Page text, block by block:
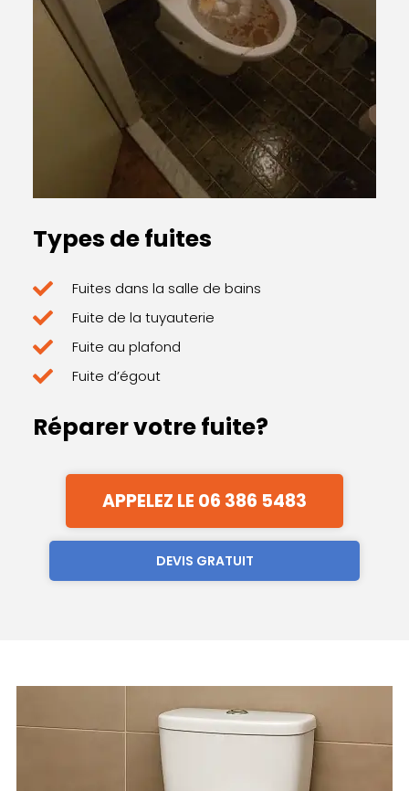
Types de fuites
Fuites dans la salle de bains
Fuite de la tuyauterie
Fuite au plafond
Fuite d’égout
Réparer votre fuite?
APPELEZ LE 06 386 5483
DEVIS GRATUIT